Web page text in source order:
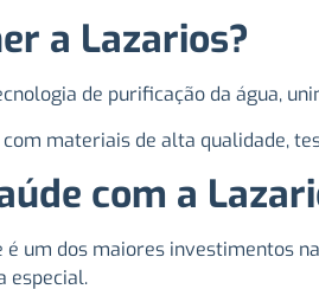
a Lazarios?
de purificação da água,
materiais de alta qualidade,
com a
é um dos maiores investimentos
especial.